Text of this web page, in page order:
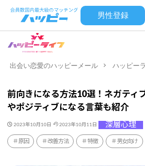
男性登録
出会い恋愛のハッピーメール ハッピー
前向きになる方法10選！ネガティ
やポジティブになる言葉も紹介
2023年10月10日 2023年10月11日 深層心理
原因 改善方法 特徴 男女向け